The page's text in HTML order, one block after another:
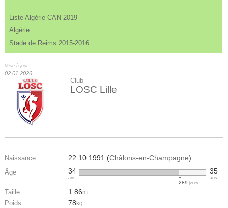
Liste Algérie CAN 2019
Algérie
Stade de Reims 2015-2016
Mise à jour :
02.01.2026
Club
LOSC Lille
Naissance 22.10.1991 (Châlons-en-Champagne)
Âge 34
ans
289 jours
35
ans
Taille 1.86m
Poids 78 kg